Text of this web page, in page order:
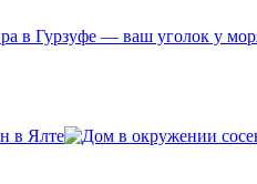
в Гурзуфе — ваш уголок у
в Ялте